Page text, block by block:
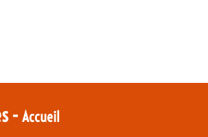
-Accueil